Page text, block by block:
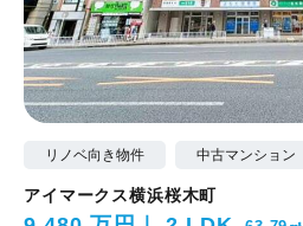
リノベ向き物件 中古マンション
アイマークス横浜桜木町